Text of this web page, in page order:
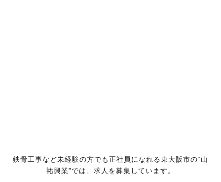
鉄骨工事など未経験の方でも正社員になれる東大阪市の“山
祐興業”では、求人を募集しています。